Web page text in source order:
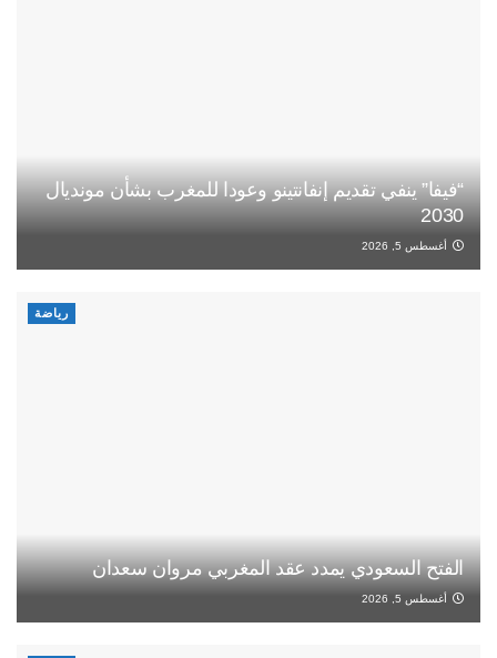
“فيفا” ينفي تقديم إنفانتينو وعودا للمغرب بشأن مونديال
2030
أغسطس 5, 2026
رياضة
الفتح السعودي يمدد عقد المغربي مروان سعدان
أغسطس 5, 2026